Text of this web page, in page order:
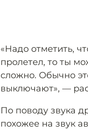
«Надо отметить,
пролетел, то ты
сложно. Обычно
выключают», —
По поводу звука
похожее на звук